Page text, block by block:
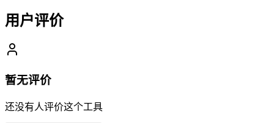
用户评价
暂无评价
还没有人评价这个工具